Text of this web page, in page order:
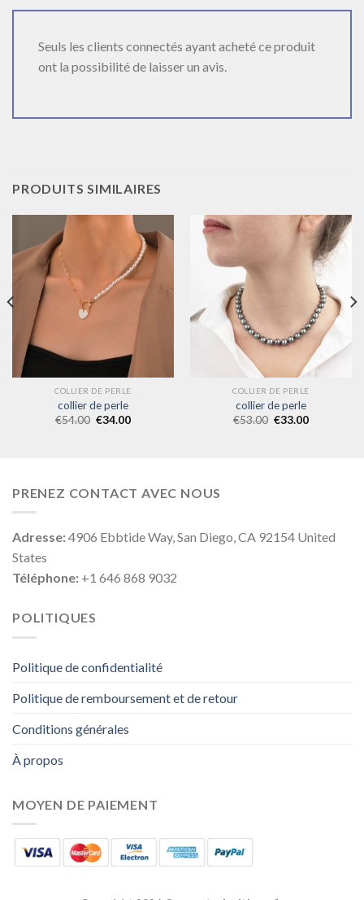
Seuls les clients connectés ayant acheté ce produit
ont la possibilité de laisser un avis.
PRODUITS SIMILAIRES
COLLIER DE PERLE
collier de perle
€54.00 €34.00
COLLIER DE PERLE
collier de perle
€53.00 €33.00
PRENEZ CONTACT AVEC NOUS
Adresse:4906 Ebbtide Way, San Diego, CA 92154 United
States
Téléphone: +1 646 868 9032
POLITIQUES
Politique de confidentialité
Politique de remboursement et de retour
Conditions générales
À propos
MOYEN DE PAIEMENT